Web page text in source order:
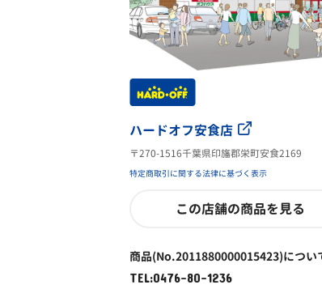
ハードオフ安食店
〒270-1516千葉県印旛郡栄町安食2169
特定商取引に関する法律に基づく表示
この店舗の商品を見る
商品(No.2011880000015423)につい
TEL:0476-80-1236